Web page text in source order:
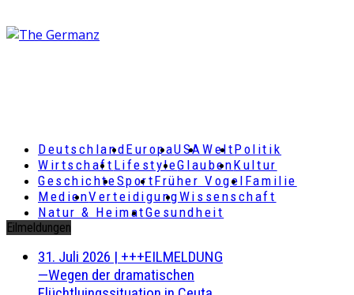
DeutschlandEuropaUSAWeltPolitik
Wirtschaft LifestyleGlaubenKultur
GeschichteSportFrüher Vogel Familie
MedienVerteidigungWissenschaft
Natur & HeimatGesundheit
Eilmeldungen
31. Juli 2026 | +++EILMELDUNG
—Wegen der dramatischen